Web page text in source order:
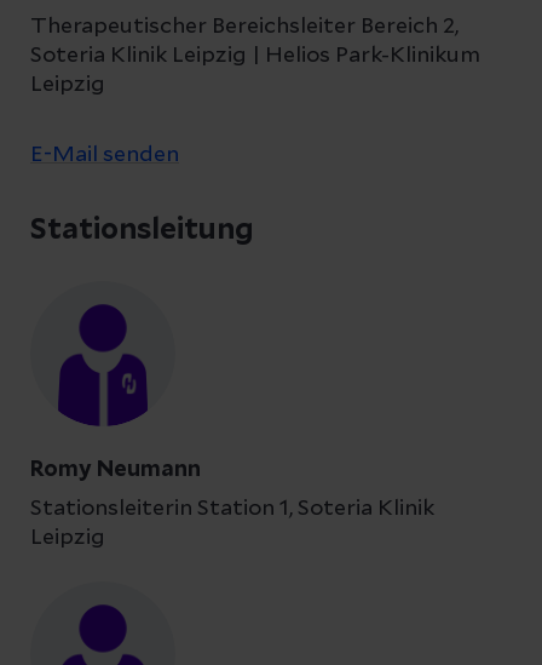
Therapeutischer Bereichsleiter Bereich 2,
Soteria Klinik Leipzig | Helios Park-Klinikum
Leipzig
E-Mail senden
Stationsleitung
Romy Neumann
Stationsleiterin Station 1, Soteria Klinik
Leipzig